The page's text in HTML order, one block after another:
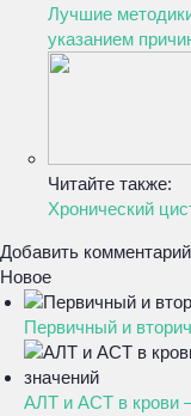
Лучшие
указанием
Читайте также:
Хронический
Добавить комментарий
Новое
Первичный и
АЛТ и АСТ в крови